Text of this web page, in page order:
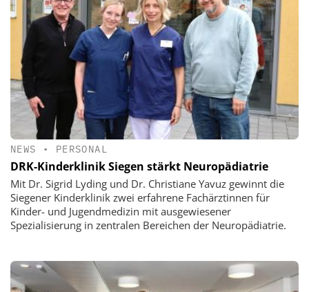
NEWS • PERSONAL
DRK-Kinderklinik Siegen stärkt Neuropädiatrie
Mit Dr. Sigrid Lyding und Dr. Christiane Yavuz gewinnt die
Siegener Kinderklinik zwei erfahrene Fachärztinnen für
Kinder- und Jugendmedizin mit ausgewiesener
Spezialisierung in zentralen Bereichen der Neuropädiatrie.